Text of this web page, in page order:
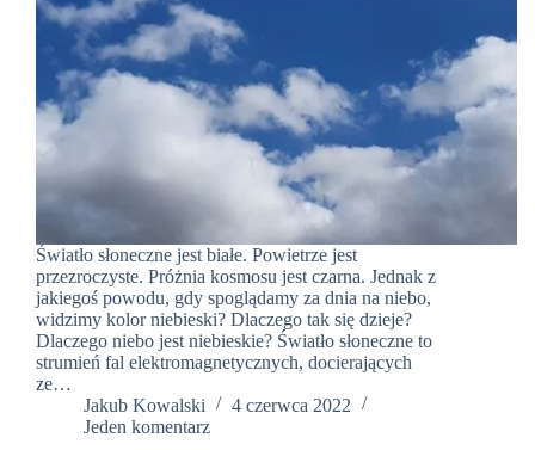
Światło słoneczne jest białe. Powietrze jest
przezroczyste. Próżnia kosmosu jest czarna. Jednak z
jakiegoś powodu, gdy spoglądamy za dnia na niebo,
widzimy kolor niebieski? Dlaczego tak się dzieje?
Dlaczego niebo jest niebieskie? Światło słoneczne to
strumień fal elektromagnetycznych, docierających
ze…
Jakub Kowalski
4 czerwca 2022
Jeden komentarz